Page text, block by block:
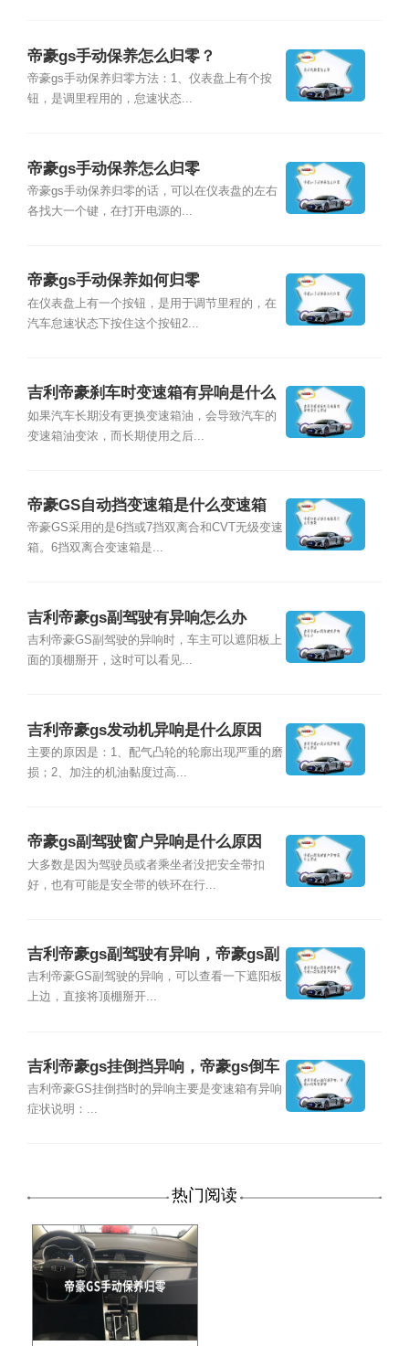
帝豪gs手动保养怎么归零？
帝豪gs手动保养归零方法：1、仪表盘上有个按
钮，是调里程用的，怠速状态...
帝豪gs手动保养怎么归零
帝豪gs手动保养归零的话，可以在仪表盘的左右
各找大一个键，在打开电源的...
帝豪gs手动保养如何归零
在仪表盘上有一个按钮，是用于调节里程的，在
汽车怠速状态下按住这个按钮2...
吉利帝豪刹车时变速箱有异响是什么
原因
如果汽车长期没有更换变速箱油，会导致汽车的
变速箱油变浓，而长期使用之后...
帝豪GS自动挡变速箱是什么变速箱
帝豪GS采用的是6挡或7挡双离合和CVT无级变速
箱。6挡双离合变速箱是...
吉利帝豪gs副驾驶有异响怎么办
吉利帝豪GS副驾驶的异响时，车主可以遮阳板上
面的顶棚掰开，这时可以看见...
吉利帝豪gs发动机异响是什么原因
主要的原因是：1、配气凸轮的轮廓出现严重的磨
损；2、加注的机油黏度过高...
帝豪gs副驾驶窗户异响是什么原因
大多数是因为驾驶员或者乘坐者没把安全带扣
好，也有可能是安全带的铁环在行...
吉利帝豪gs副驾驶有异响，帝豪gs副
驾驶窗户异响
吉利帝豪GS副驾驶的异响，可以查看一下遮阳板
上边，直接将顶棚掰开...
吉利帝豪gs挂倒挡异响，帝豪gs倒车
有异响
吉利帝豪GS挂倒挡时的异响主要是变速箱有异响
症状说明：...
热门阅读